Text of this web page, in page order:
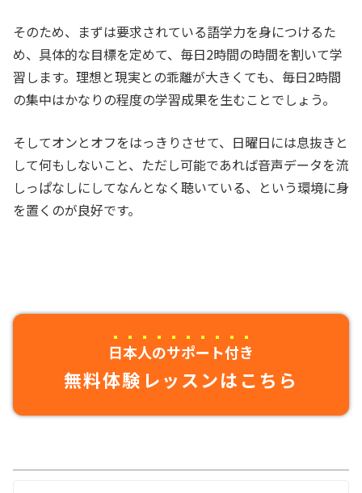
そのため、まずは要求されている語学力を身につけるた
め、具体的な目標を定めて、毎日2時間の時間を割いて学
習します。理想と現実との乖離が大きくても、毎日2時間
の集中はかなりの程度の学習成果を生むことでしょう。
そしてオンとオフをはっきりさせて、日曜日には息抜きと
して何もしないこと、ただし可能であれば音声データを流
しっぱなしにしてなんとなく聴いている、という環境に身
を置くのが良好です。
日本人のサポート付き
無料体験レッスンはこちら